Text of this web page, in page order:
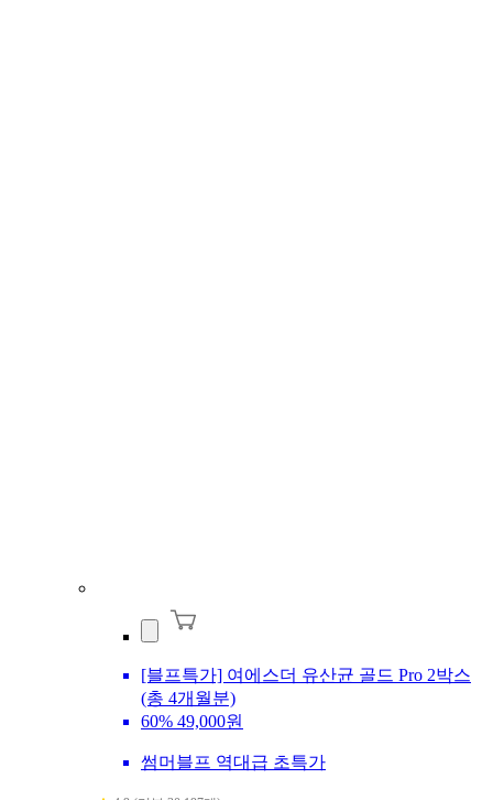
[블프특가] 여에스더 유산균 골드 Pro 2박스
(총 4개월분)
60% 49,000원
썸머블프 역대급 초특가